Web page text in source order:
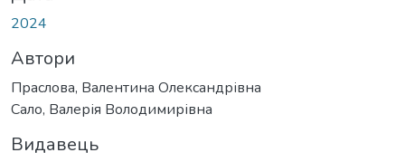
2024
Автори
Праслова, Валентина Олександрівна
Сало, Валерія Володимирівна
Видавець